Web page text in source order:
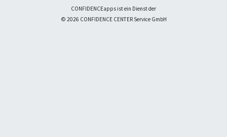
CONFIDENCEapps ist ein Dienst der
© 2026 CONFIDENCE CENTER Service GmbH